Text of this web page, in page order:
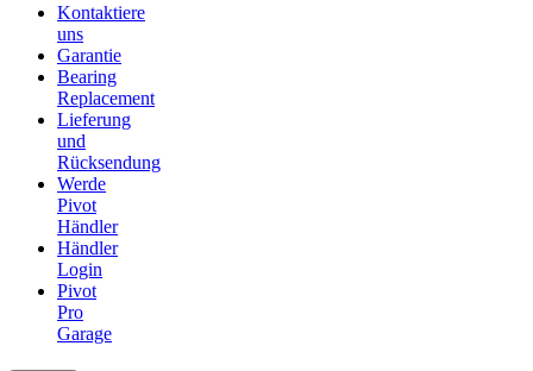
Kontaktiere
uns
Garantie
Bearing
Replacement
Lieferung
und
Rücksendung
Werde
Pivot
Händler
Händler
Login
Pivot
Pro
Garage